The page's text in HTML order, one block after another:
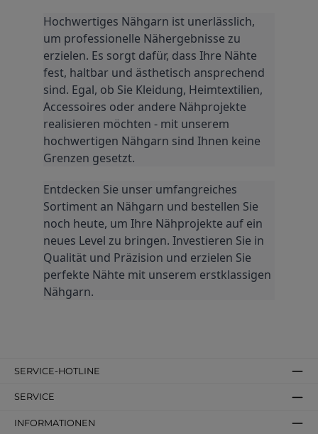
Hochwertiges Nähgarn ist unerlässlich,
um professionelle Nähergebnisse zu
erzielen. Es sorgt dafür, dass Ihre Nähte
fest, haltbar und ästhetisch ansprechend
sind. Egal, ob Sie Kleidung, Heimtextilien,
Accessoires oder andere Nähprojekte
realisieren möchten - mit unserem
hochwertigen Nähgarn sind Ihnen keine
Grenzen gesetzt.
Entdecken Sie unser umfangreiches
Sortiment an Nähgarn und bestellen Sie
noch heute, um Ihre Nähprojekte auf ein
neues Level zu bringen. Investieren Sie in
Qualität und Präzision und erzielen Sie
perfekte Nähte mit unserem erstklassigen
Nähgarn.
SERVICE-HOTLINE
SERVICE
INFORMATIONEN